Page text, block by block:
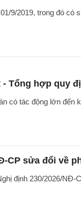
9/2019, trong đó
Tổng hợp quy
có tác động lớn đến
CP sửa đổi về
định 230/2026/